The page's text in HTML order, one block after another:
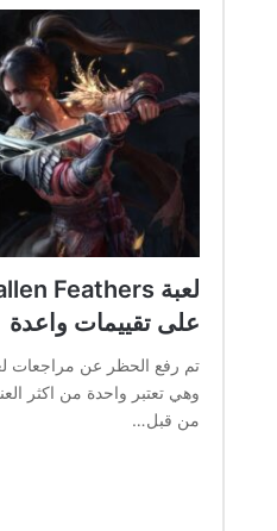
على تقييمات واعدة
وهي تعتبر واحدة من اكثر
من قبل…